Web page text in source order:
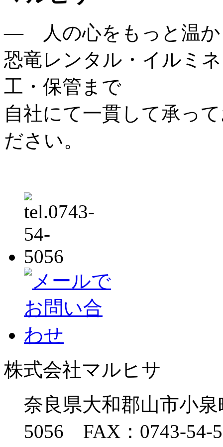
― 人の心をもっと温
恐竜レンタル・イルミ
工・保管まで
自社にて一貫して承っ
ださい。
株式会社マルヒサ
奈良県大和郡山市小
5056 FAX：0743-54-